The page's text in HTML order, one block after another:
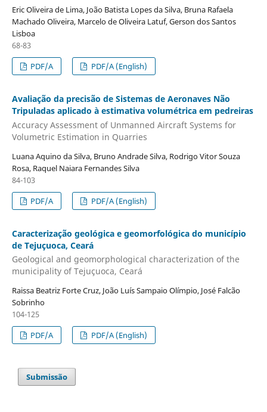
Eric Oliveira de Lima, João Batista Lopes da Silva, Bruna Rafaela
Machado Oliveira, Marcelo de Oliveira Latuf, Gerson dos Santos
Lisboa
68-83
PDF/A
PDF/A (English)
Avaliação da precisão de Sistemas de Aeronaves Não
Tripuladas aplicado à estimativa volumétrica em pedreiras
Accuracy Assessment of Unmanned Aircraft Systems for
Volumetric Estimation in Quarries
Luana Aquino da Silva, Bruno Andrade Silva, Rodrigo Vitor Souza
Rosa, Raquel Naiara Fernandes Silva
84-103
PDF/A
PDF/A (English)
Caracterização geológica e geomorfológica do município
de Tejuçuoca, Ceará
Geological and geomorphological characterization of the
municipality of Tejuçuoca, Ceará
Raissa Beatriz Forte Cruz, João Luís Sampaio Olímpio, José Falcão
Sobrinho
104-125
PDF/A
PDF/A (English)
Submissão